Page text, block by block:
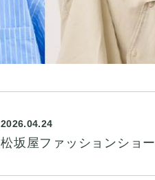
2026.04.24
松坂屋ファッションショー